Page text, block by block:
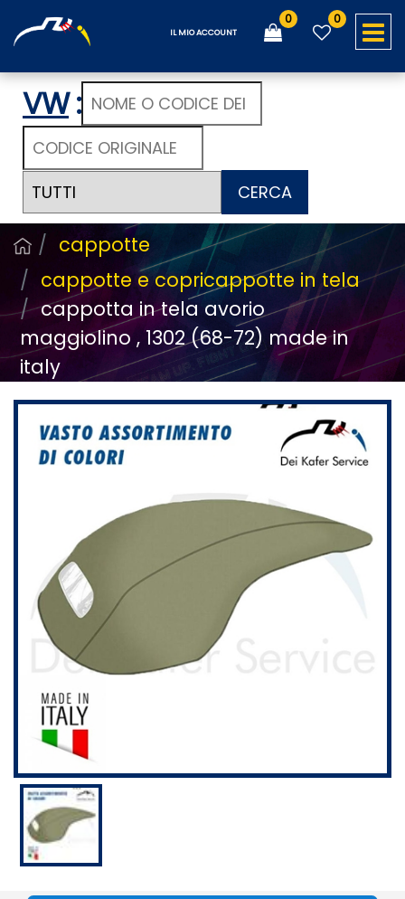
IL MIO ACCOUNT
0 0
VW:
CERCA
cappotte
cappotte e copricappotte in tela
cappotta in tela avorio
maggiolino , 1302 (68-72) made in
italy